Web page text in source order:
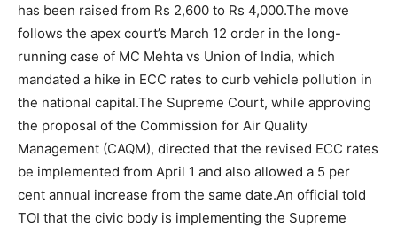
has been raised from Rs 2,600 to Rs 4,000.The move
follows the apex court’s March 12 order in the long-
running case of MC Mehta vs Union of India, which
mandated a hike in ECC rates to curb vehicle pollution in
the national capital.The Supreme Court, while approving
the proposal of the Commission for Air Quality
Management (CAQM), directed that the revised ECC rates
be implemented from April 1 and also allowed a 5 per
cent annual increase from the same date.An official told
TOI that the civic body is implementing the Supreme